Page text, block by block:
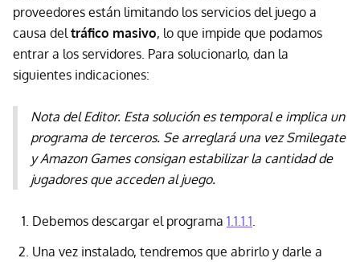
proveedores están limitando los servicios del juego a
causa del tráfico masivo, lo que impide que podamos
entrar a los servidores. Para solucionarlo, dan la
siguientes indicaciones:
Nota del Editor. Esta solución es temporal e implica un
programa de terceros. Se arreglará una vez Smilegate
y Amazon Games consigan estabilizar la cantidad de
jugadores que acceden al juego.
Debemos descargar el programa 1.1.1.1
Una vez instalado, tendremos que abrirlo y darle a